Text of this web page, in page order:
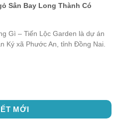
Sân Bay Long Thành Có
Gì – Tiến Lộc Garden là dự án
Ký xã Phước An, tỉnh Đồng Nai.
MỚI